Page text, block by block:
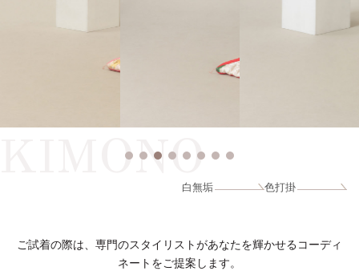
KIMONO
白無垢 色打掛
ご試着の際は、専門のスタイリストがあなたを輝かせるコーディ
ネートをご提案します。